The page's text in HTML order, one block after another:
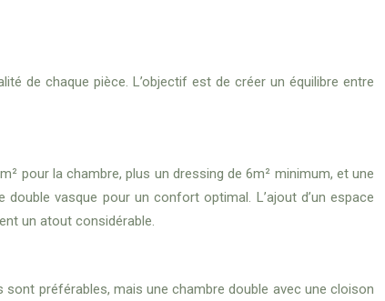
de chaque pièce. L’objectif est de créer un équilibre entre
pour la chambre, plus un dressing de 6m² minimum, et une
vasque pour un confort optimal. L’ajout d’un espace
un atout considérable.
préférables, mais une chambre double avec une cloison